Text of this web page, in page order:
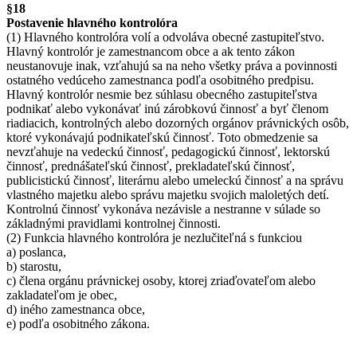
§18
Postavenie hlavného kontrolóra
(1) Hlavného kontrolóra volí a odvoláva obecné zastupiteľstvo.
Hlavný kontrolór je zamestnancom obce a ak tento zákon
neustanovuje inak, vzťahujú sa na neho všetky práva a povinnosti
ostatného vedúceho zamestnanca podľa osobitného predpisu.
Hlavný kontrolór nesmie bez súhlasu obecného zastupiteľstva
podnikať alebo vykonávať inú zárobkovú činnosť a byť členom
riadiacich, kontrolných alebo dozorných orgánov právnických osôb,
ktoré vykonávajú podnikateľskú činnosť. Toto obmedzenie sa
nevzťahuje na vedeckú činnosť, pedagogickú činnosť, lektorskú
činnosť, prednášateľskú činnosť, prekladateľskú činnosť,
publicistickú činnosť, literárnu alebo umeleckú činnosť a na správu
vlastného majetku alebo správu majetku svojich maloletých detí.
Kontrolnú činnosť vykonáva nezávisle a nestranne v súlade so
základnými pravidlami kontrolnej činnosti.
(2) Funkcia hlavného kontrolóra je nezlučiteľná s funkciou
a) poslanca,
b) starostu,
c) člena orgánu právnickej osoby, ktorej zriaďovateľom alebo
zakladateľom je obec,
d) iného zamestnanca obce,
e) podľa osobitného zákona.